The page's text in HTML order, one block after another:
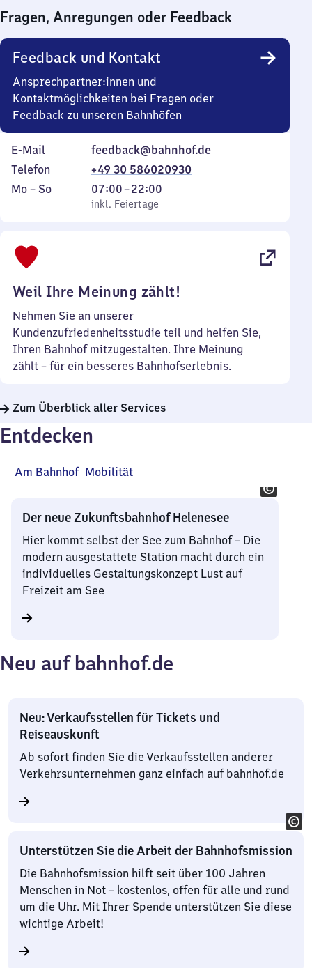
0
Uhr
Fragen, Anregungen oder Feedback
Feedback und Kontakt
Ansprechpartner:innen und
Kontaktmöglichkeiten bei Fragen oder
Feedback zu unseren Bahnhöfen
E-Mail
feedback@bahnhof.de
Telefon
+49 30 586020930
Montag
Mo – So,
inkl. Feiertage
07:00–22:00
Von
7
inkl. Feiertage
Weil Ihre Meinung zählt!
Nehmen Sie an unserer
Kundenzufriedenheitsstudie teil und helfen Sie,
Ihren Bahnhof mitzugestalten. Ihre Meinung
zählt – für ein besseres Bahnhofserlebnis.
Zum Überblick aller Services
Entdecken
Am Bahnhof Mobilität
Der neue Zukunftsbahnhof Helenesee
Hier kommt selbst der See zum Bahnhof – Die
modern ausgestattete Station macht durch ein
individuelles Gestaltungskonzept Lust auf
Freizeit am See
Neu auf bahnhof.de
Neu: Verkaufsstellen für Tickets und
Reiseauskunft
Ab sofort finden Sie die Verkaufsstellen anderer
Verkehrsunternehmen ganz einfach auf bahnhof.de
Unterstützen Sie die Arbeit der Bahnhofsmission
Die Bahnhofsmission hilft seit über 100 Jahren
Menschen in Not – kostenlos, offen für alle und rund
um die Uhr. Mit Ihrer Spende unterstützen Sie diese
wichtige Arbeit!